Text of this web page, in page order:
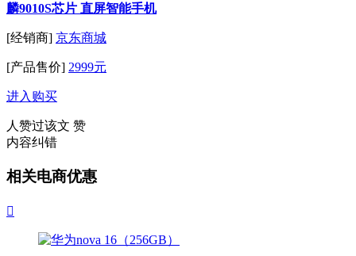
麟9010S芯片 直屏智能手机
[经销商] 京东商城
[产品售价] 2999元
进入购买
人赞过该文 赞
内容纠错
相关电商优惠
